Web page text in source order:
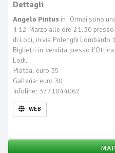
Dettagli
Angelo Pintusin "Ormai sono
Il 12 Marzo alle ore 21:30
di Lodi, in via Polenghi Lombardo
Biglietti in vendita presso
Lodi.
Platea: euro 35
Galleria: euro 30
Infoline: 3771044062
WEB